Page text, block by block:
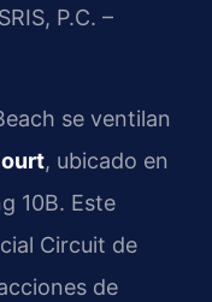
P.C. –
se ventilan
, ubicado en
10B. Este
Circuit de
de